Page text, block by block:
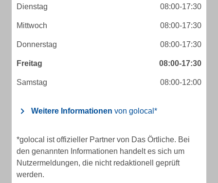
Dienstag 08:00-17:30
Mittwoch 08:00-17:30
Donnerstag 08:00-17:30
Freitag 08:00-17:30
Samstag 08:00-12:00
Weitere Informationen von golocal*
*golocal ist offizieller Partner von Das Örtliche. Bei
den genannten Informationen handelt es sich um
Nutzermeldungen, die nicht redaktionell geprüft
werden.